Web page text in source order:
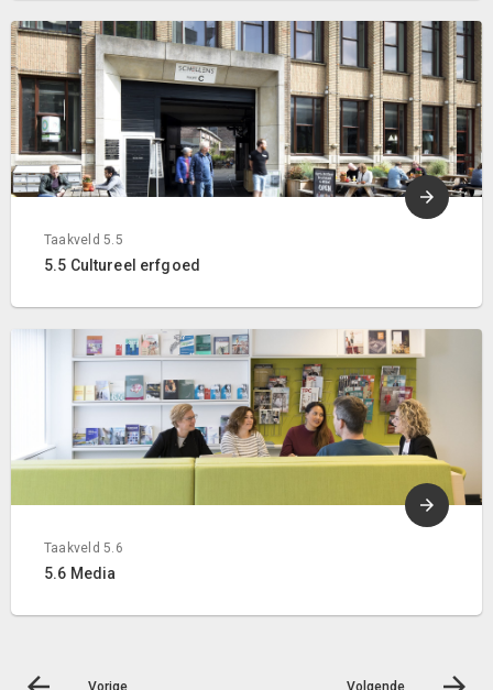
Taakveld 5.5
5.5 Cultureel erfgoed
Taakveld 5.6
5.6 Media
Vorige Volgende